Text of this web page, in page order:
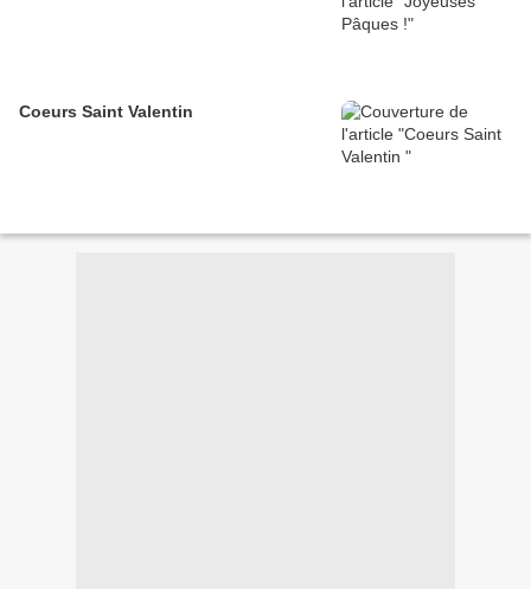
Coeurs Saint Valentin